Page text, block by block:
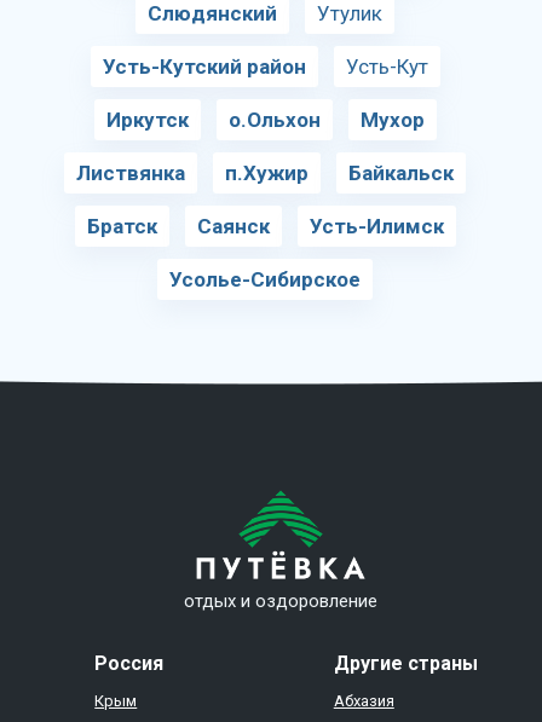
Слюдянский Утулик
Усть-Кутский район Усть-Кут
Иркутск о.Ольхон Мухор
Листвянка п.Хужир Байкальск
Братск Саянск Усть-Илимск
Усолье-Сибирское
отдых и оздоровление
Россия
Крым
Другие страны
Абхазия